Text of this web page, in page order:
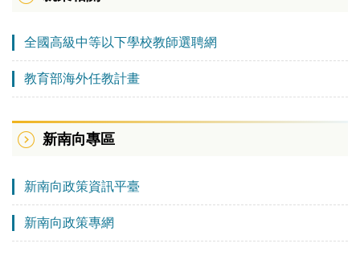
全國高級中等以下學校教師選聘網
教育部海外任教計畫
新南向專區
新南向政策資訊平臺
新南向政策專網